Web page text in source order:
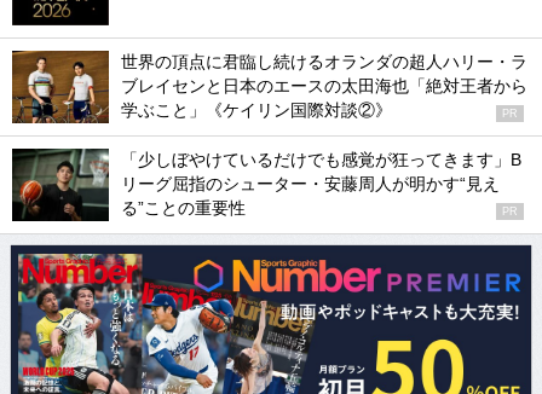
世界の頂点に君臨し続けるオランダの超人ハリー・ラ
ブレイセンと日本のエースの太田海也「絶対王者から
学ぶこと」《ケイリン国際対談②》
PR
「少しぼやけているだけでも感覚が狂ってきます」B
リーグ屈指のシューター・安藤周人が明かす“見え
る”ことの重要性
PR